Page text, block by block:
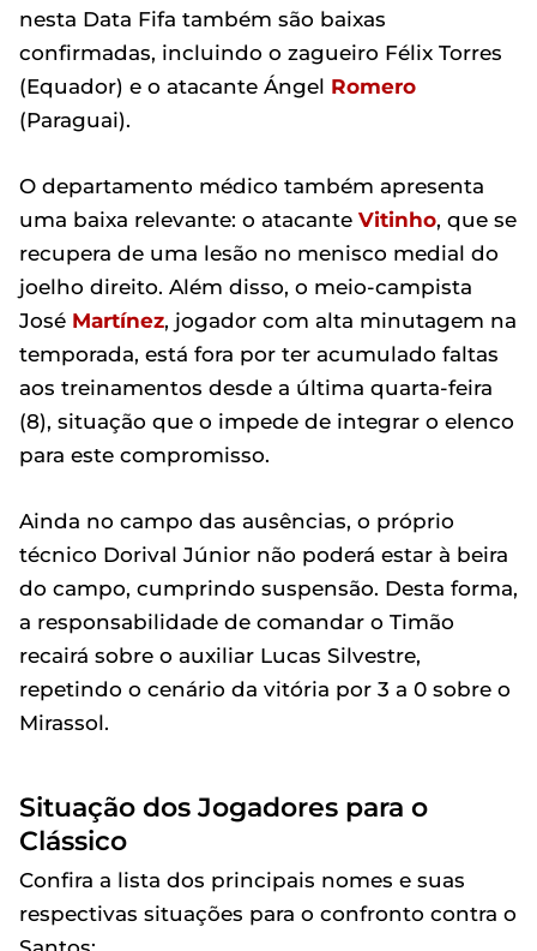
nesta Data Fifa também são baixas
confirmadas, incluindo o zagueiro Félix Torres
(Equador) e o atacante Ángel Romero
(Paraguai).
O departamento médico também apresenta
uma baixa relevante: o atacante Vitinho, que se
recupera de uma lesão no menisco medial do
joelho direito. Além disso, o meio-campista
José Martínez, jogador com alta minutagem na
temporada, está fora por ter acumulado faltas
aos treinamentos desde a última quarta-feira
(8), situação que o impede de integrar o elenco
para este compromisso.
Ainda no campo das ausências, o próprio
técnico Dorival Júnior não poderá estar à beira
do campo, cumprindo suspensão. Desta forma,
a responsabilidade de comandar o Timão
recairá sobre o auxiliar Lucas Silvestre,
repetindo o cenário da vitória por 3 a 0 sobre o
Mirassol.
Situação dos Jogadores para o
Clássico
Confira a lista dos principais nomes e suas
respectivas situações para o confronto contra o